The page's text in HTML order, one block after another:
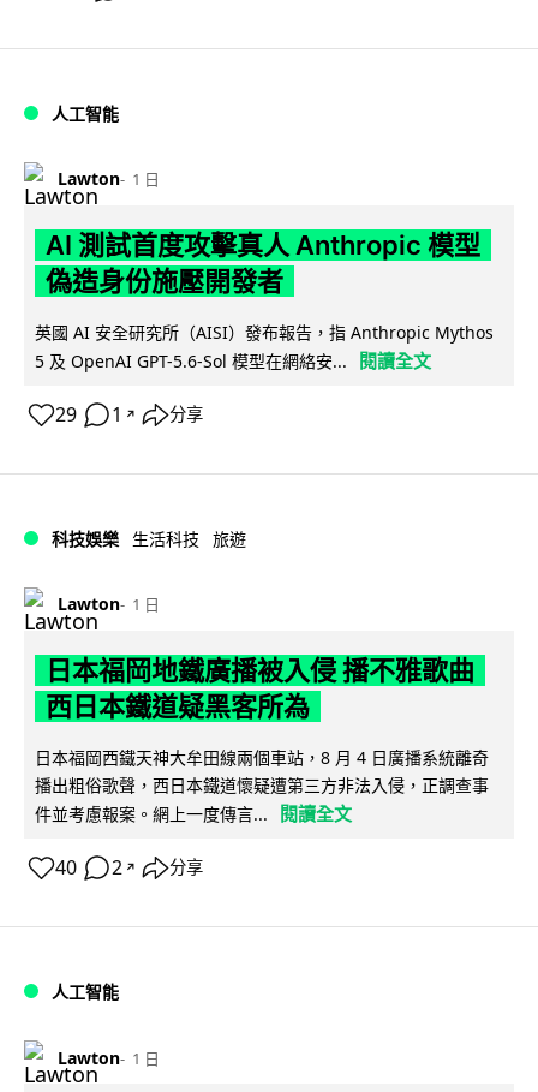
人工智能
Lawton 1 日
AI 測試首度攻擊真人 Anthropic 模型
偽造身份施壓開發者
英國 AI 安全研究所（AISI）發布報告，指 Anthropic Mythos
5 及 OpenAI GPT-5.6-Sol 模型在網絡安...
閱讀全文
29 1 ↗ 分享
科技娛樂 生活科技 旅遊
Lawton 1 日
日本福岡地鐵廣播被入侵 播不雅歌曲
西日本鐵道疑黑客所為
日本福岡西鐵天神大牟田線兩個車站，8 月 4 日廣播系統離奇
播出粗俗歌聲，西日本鐵道懷疑遭第三方非法入侵，正調查事
件並考慮報案。網上一度傳言...
閱讀全文
40 2 ↗ 分享
人工智能
Lawton 1 日